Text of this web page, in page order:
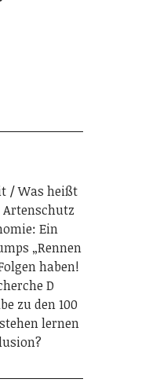
Was heißt
Artenschutz
Ein
„Rennen
haben!
D
zu den 100
lernen